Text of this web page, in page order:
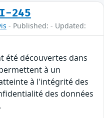
245
- Published: - Updated:
été découvertes dans
à un
à l'intégrité des
des données